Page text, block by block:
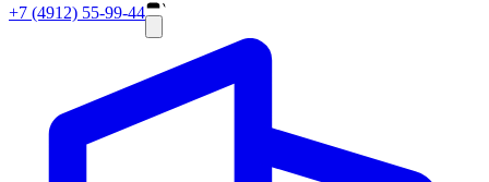
+7 (4912) 55-99-44